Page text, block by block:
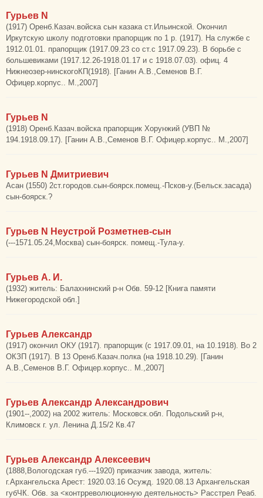
Гурьев N
(1917) Оренб.Казач.войска сын казака ст.Ильинской. Окончил
Иркутскую школу подготовки прапорщик по 1 р. (1917). На службе с
1912.01.01. прапорщик (1917.09.23 со ст.с 1917.09.23). В борьбе с
большевиками (1917.12.26-1918.01.17 и с 1918.07.03). офиц. 4
Нижнеозер-нинскогоКП(1918). [Ганин А.В.,Семенов В.Г.
Офицер.корпус.. М.,2007]
Гурьев N
(1918) Оренб.Казач.войска прапорщик Хорунжий (УВП №
194.1918.09.17). [Ганин А.В.,Семенов В.Г. Офицер.корпус.. М.,2007]
Гурьев N Дмитриевич
Асан (1550) 2ст.городов.сын-боярск.помещ.-Псков-у.(Бельск.засада)
сын-боярск.?
Гурьев N Неустрой Розметнев-сын
(---1571.05.24,Москва) сын-боярск. помещ.-Тула-у.
Гурьев А. И.
(1932) житель: Балахнинский р-н Обв. 59-12 [Книга памяти
Нижегородской обл.]
Гурьев Александр
(1917) окончил ОКУ (1917). прапорщик (с 1917.09.01, на 10.1918). Во 2
ОКЗП (1917). В 13 Оренб.Казач.полка (на 1918.10.29). [Ганин
А.В.,Семенов В.Г. Офицер.корпус.. М.,2007]
Гурьев Александр Александрович
(1901--,2002) на 2002 житель: Московск.обл. Подольский р-н,
Климовск г. ул. Ленина Д.15/2 Кв.47
Гурьев Александр Алексеевич
(1888,Вологодская губ.---1920) приказчик завода, житель:
г.Архангельска Арест: 1920.03.16 Осужд. 1920.08.13 Архангельская
губЧК. Обв. за <контрреволюционную деятельность> Расстрел Реаб.